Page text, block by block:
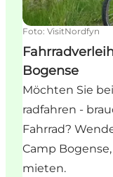
Foto: VisitNordfyn
Bogense
Möchten Sie
radfahren -
Fahrrad?
Camp
mieten.